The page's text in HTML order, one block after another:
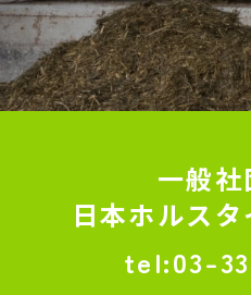
一般
日本ホルス
03-